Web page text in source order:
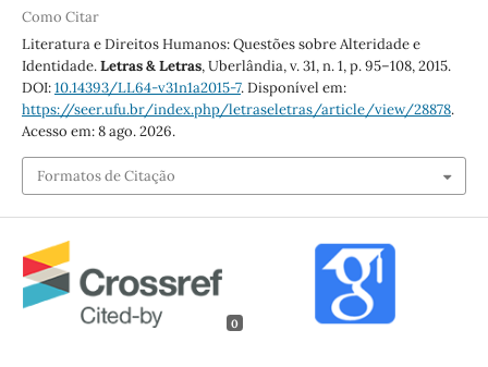
Como Citar
Literatura e Direitos Humanos: Questões sobre Alteridade e
Identidade.Letras & Letras, Uberlândia, v. 31, n. 1, p. 95–108, 2015.
DOI:10.14393/LL64-v31n1a2015-7. Disponível em:
https://seer.ufu.br/index.php/letraseletras/article/view/28878.
Acesso em: 8 ago. 2026.
Formatos de Citação
0